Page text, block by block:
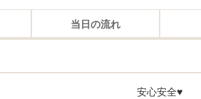
当日の流れ
安心安全♥